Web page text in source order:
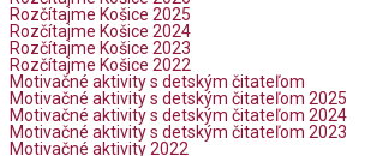
Rozčítajme Košice 2025
Rozčítajme Košice 2024
Rozčítajme Košice 2023
Rozčítajme Košice 2022
Motivačné aktivity s detským čitateľom
Motivačné aktivity s detským čitateľom 2025
Motivačné aktivity s detským čitateľom 2024
Motivačné aktivity s detským čitateľom 2023
Motivačné aktivity 2022